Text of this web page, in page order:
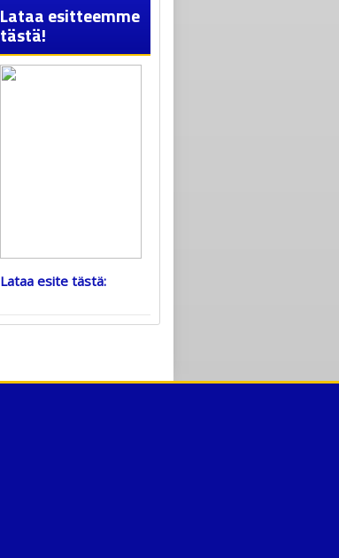
Lataa esitteemme
tästä!
Lataa esite tästä: